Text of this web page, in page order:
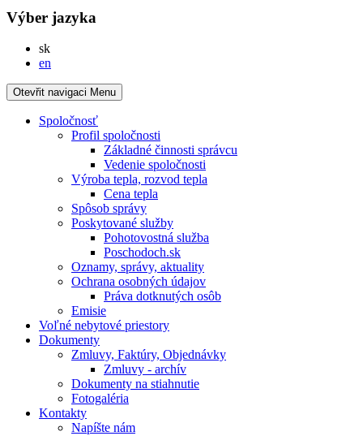
Výber jazyka
skSlovensky
en
Otevřit navigaci Menu
Spoločnosť
Profil spoločnosti
Základné činnosti správcu
Vedenie spoločnosti
Výroba tepla, rozvod tepla
Cena tepla
Spôsob správy
Poskytované služby
Pohotovostná služba
Poschodoch.sk
Oznamy, správy, aktuality
Ochrana osobných údajov
Práva dotknutých osôb
Emisie
Voľné nebytové priestory
Dokumenty
Zmluvy, Faktúry, Objednávky
Zmluvy - archív
Dokumenty na stiahnutie
Fotogaléria
Kontakty
Napíšte nám